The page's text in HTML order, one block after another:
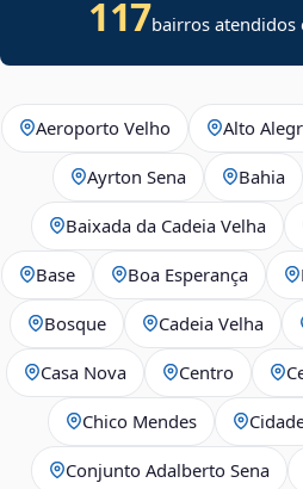
117bairros atendidos
Aeroporto Velho Alto
Ayrton Sena Bahia
Baixada da Cadeia Velha
Base Boa Esperança
Bosque Cadeia Velha
Casa Nova Centro
Chico Mendes
Conjunto Adalberto Sena